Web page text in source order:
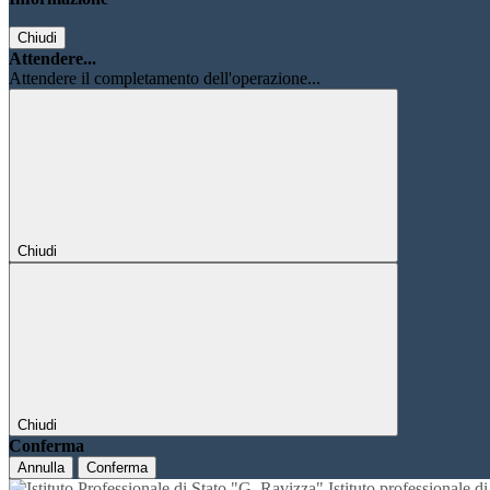
Chiudi
Attendere...
Attendere il completamento dell'operazione...
Chiudi
Chiudi
Conferma
Annulla Conferma